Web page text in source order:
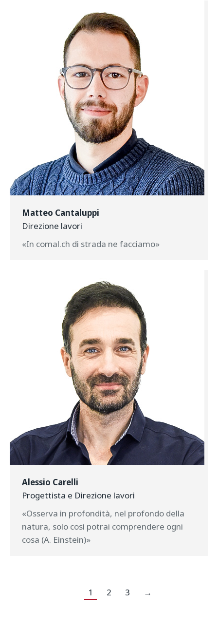
Matteo Cantaluppi
Direzione lavori
«In comal.ch di strada ne facciamo»
Alessio Carelli
Progettista e Direzione lavori
«Osserva in profondità, nel profondo della
natura, solo così potrai comprendere ogni
cosa (A. Einstein)»
1 2 3 →